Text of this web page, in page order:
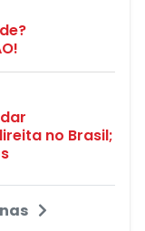
no Brasil;